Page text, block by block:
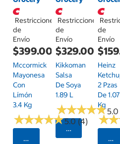
Restricciones
de
Envío
$399.00
Mccormick
Mayonesa
Con
Límón
3.4 Kg
★★★★★
★★★★★5.0 (4)
Seleccionar Código Postal
Restricciones
de
Envío
$329.00
Kikkoman
Salsa
De Soya
1.89 L
★★★★★
★★★★★5.0
Seleccionar
de
Envío
Heinz
2 Pzas
De 1.07
Kg
★★
★★